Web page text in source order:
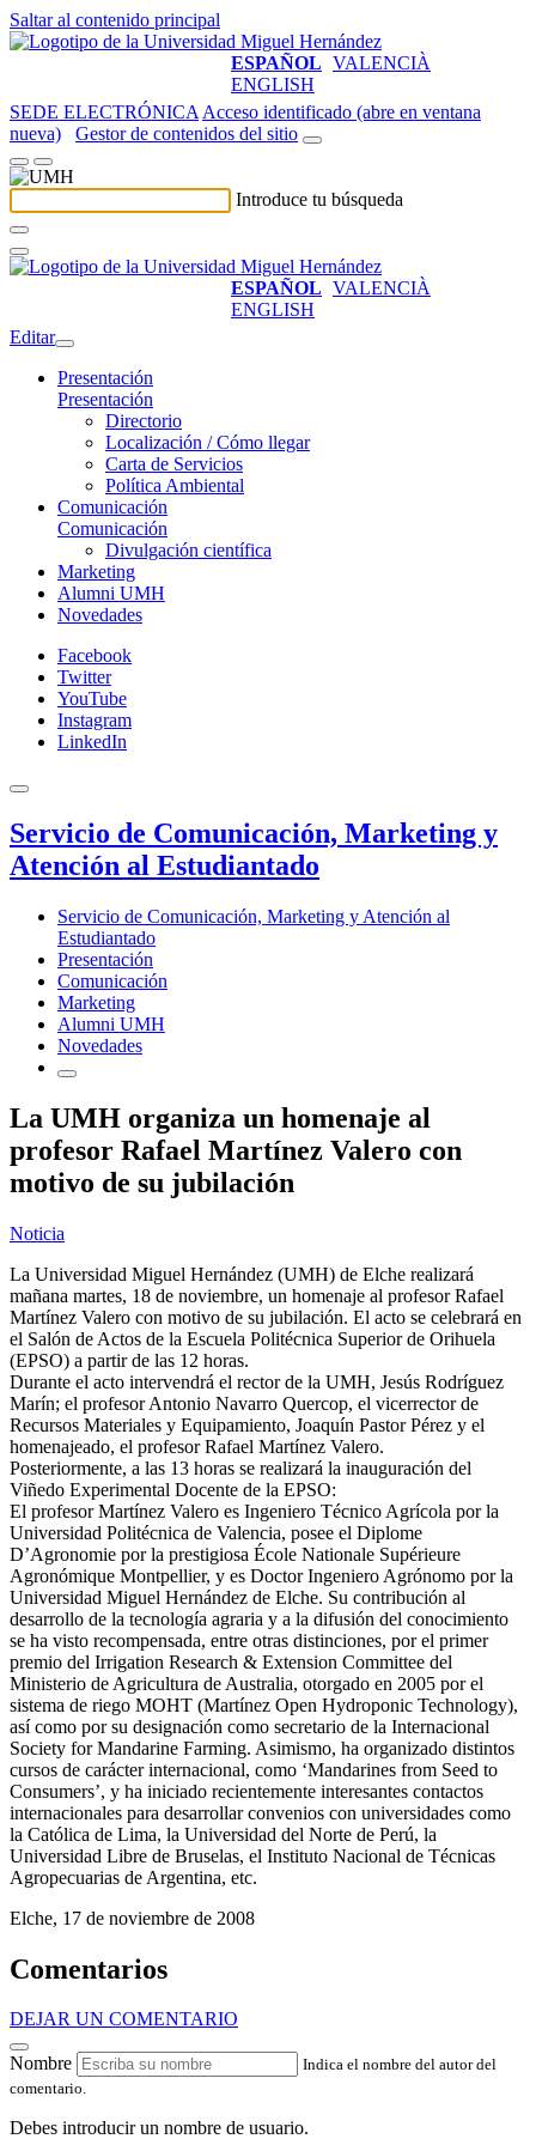
Saltar al contenido principal
ESPAÑOL VALENCIÀ
ENGLISH
SEDE ELECTRÓNICA Acceso identificado (abre en ventana
nueva)
Gestor de contenidos del sitio
Introduce tu búsqueda
ESPAÑOL VALENCIÀ
ENGLISH
Editar
Presentación
Presentación
Directorio
Localización / Cómo llegar
Carta de Servicios
Política Ambiental
Comunicación
Comunicación
Divulgación científica
Marketing
Alumni UMH
Novedades
Facebook
Twitter
YouTube
Instagram
LinkedIn
Servicio de Comunicación, Marketing y
Atención al Estudiantado
Servicio de Comunicación, Marketing y Atención al
Estudiantado
Presentación
Comunicación
Marketing
Alumni UMH
Novedades
La UMH organiza un homenaje al
profesor Rafael Martínez Valero con
motivo de su jubilación
Noticia
La Universidad Miguel Hernández (UMH) de Elche realizará
mañana martes, 18 de noviembre, un homenaje al profesor Rafael
Martínez Valero con motivo de su jubilación. El acto se celebrará en
el Salón de Actos de la Escuela Politécnica Superior de Orihuela
(EPSO) a partir de las 12 horas.
Durante el acto intervendrá el rector de la UMH, Jesús Rodríguez
Marín; el profesor Antonio Navarro Quercop, el vicerrector de
Recursos Materiales y Equipamiento, Joaquín Pastor Pérez y el
homenajeado, el profesor Rafael Martínez Valero.
Posteriormente, a las 13 horas se realizará la inauguración del
Viñedo Experimental Docente de la EPSO:
El profesor Martínez Valero es Ingeniero Técnico Agrícola por la
Universidad Politécnica de Valencia, posee el Diplome
D’Agronomie por la prestigiosa École Nationale Supérieure
Agronómique Montpellier, y es Doctor Ingeniero Agrónomo por la
Universidad Miguel Hernández de Elche. Su contribución al
desarrollo de la tecnología agraria y a la difusión del conocimiento
se ha visto recompensada, entre otras distinciones, por el primer
premio del Irrigation Research & Extension Committee del
Ministerio de Agricultura de Australia, otorgado en 2005 por el
sistema de riego MOHT (Martínez Open Hydroponic Technology),
así como por su designación como secretario de la Internacional
Society for Mandarine Farming. Asimismo, ha organizado distintos
cursos de carácter internacional, como ‘Mandarines from Seed to
Consumers’, y ha iniciado recientemente interesantes contactos
internacionales para desarrollar convenios con universidades como
la Católica de Lima, la Universidad del Norte de Perú, la
Universidad Libre de Bruselas, el Instituto Nacional de Técnicas
Agropecuarias de Argentina, etc.
Elche, 17 de noviembre de 2008
Comentarios
DEJAR UN COMENTARIO
Nombre
Indica el nombre del autor del
comentario.
Debes introducir un nombre de usuario.